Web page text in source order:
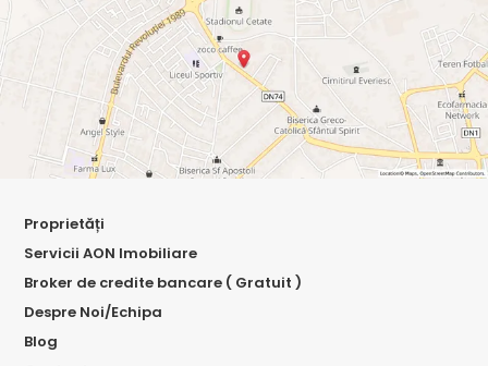
Proprietăți
Servicii AON Imobiliare
Broker de credite bancare ( Gratuit )
Despre Noi/Echipa
Blog